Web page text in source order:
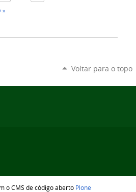
»
Voltar para o topo
o CMS de código aberto Plone